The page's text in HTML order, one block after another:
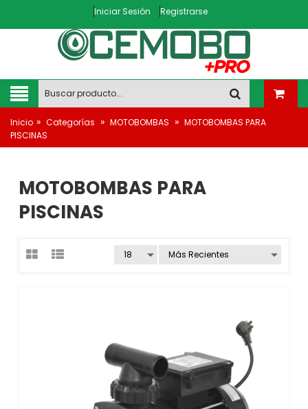
Iniciar Sesión Registrarse
Inicio » Categorías » MOTOBOMBAS » MOTOBOMBAS PARA
PISCINAS
MOTOBOMBAS PARA
PISCINAS